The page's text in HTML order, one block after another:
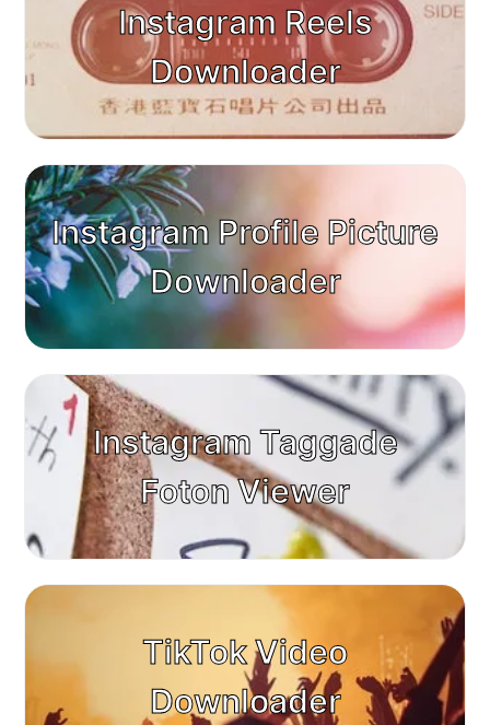
Instagram Reels
Downloader
Instagram Profile Picture
Downloader
Instagram Taggade
Foton Viewer
TikTok Video
Downloader